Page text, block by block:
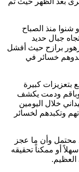
منذ الصباح
جبال حديد
برازح حيث أفشل
خسائر في
بتعزيزات كبيرة
وباقم ودمت يكشف
خلال اليومين
وتكبدهم لخسائر
محتمل وأن ما عجز
أو ممكناً تحقيقه
العظيم.